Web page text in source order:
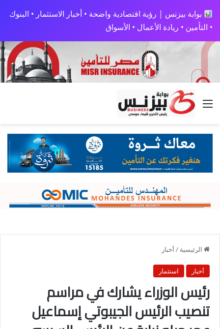
بوابة بيزنس | رؤية اقتصادية واضحة • أخبار الاستثمار • البنوك
• التأمين • ريادة الأعمال • الأسواق
القائمة
الرئيسية / أخبار
أخبار استثمار
رئيس الوزراء يشارك في مراسم
تنصيب الرئيس الجيبوتي إسماعيل